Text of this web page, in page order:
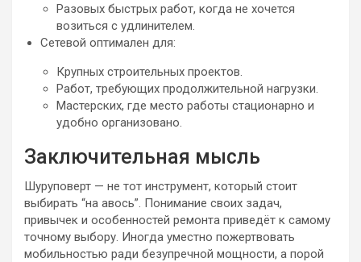
Разовых быстрых работ, когда не хочется
возиться с удлинителем.
Сетевой оптимален для:
Крупных строительных проектов.
Работ, требующих продолжительной нагрузки.
Мастерских, где место работы стационарно и
удобно организовано.
Заключительная мысль
Шуруповерт — не тот инструмент, который стоит
выбирать “на авось”. Понимание своих задач,
привычек и особенностей ремонта приведёт к самому
точному выбору. Иногда уместно пожертвовать
мобильностью ради безупречной мощности, а порой